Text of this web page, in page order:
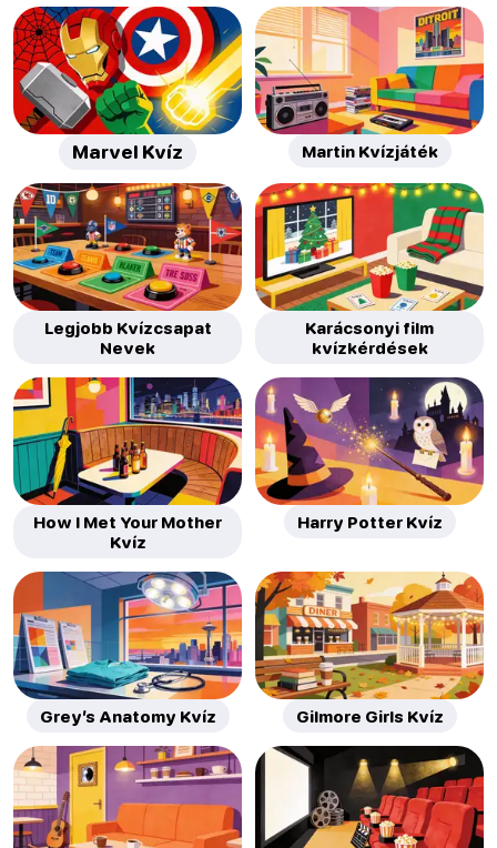
Marvel Kvíz Martin Kvízjáték
Legjobb Kvízcsapat
Nevek
Karácsonyi film
kvízkérdések
How I Met Your Mother
Kvíz
Harry Potter Kvíz
Grey’s Anatomy Kvíz Gilmore Girls Kvíz